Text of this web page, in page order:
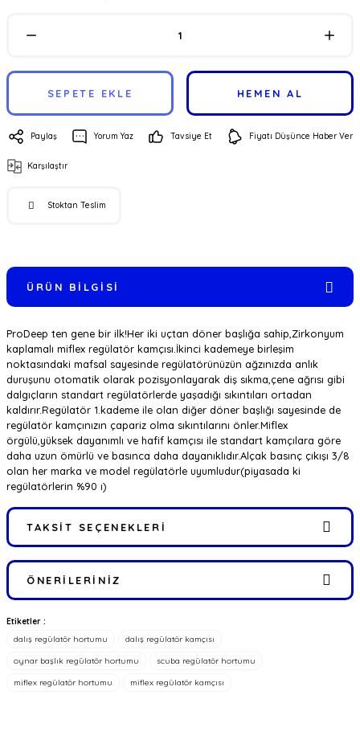
SEPETE EKLE HEMEN AL
Paylaş Yorum Yaz Tavsiye Et Fiyatı Düşünce Haber Ver
Karşılaştır
Stoktan Teslim
ÜRÜN BILGISI
ProDeep ten gene bir ilk!Her iki uçtan döner başlığa sahip,Zirkonyum
kaplamalı miflex regülatör kamçısı.İkinci kademeye birleşim
noktasındaki mafsal sayesinde regülatörünüzün ağzınızda anlık
duruşunu otomatik olarak pozisyonlayarak diş sıkma,çene ağrısı gibi
dalgıçların standart regülatörlerde yaşadığı sıkıntıları ortadan
kaldırır.Regülatör 1.kademe ile olan diğer döner başlığı sayesinde de
regülatör kamçınızın çapariz olma sıkıntılarını önler.Miflex
örgülü,yüksek dayanımlı ve hafif kamçısı ile standart kamçılara göre
daha uzun ömürlü ve basınca daha dayanıklıdır.Alçak basınç çıkışı 3/8
olan her marka ve model regülatörle uyumludur(piyasada ki
regülatörlerin %90 ı)
TAKSIT SEÇENEKLERI
ÖNERILERINIZ
Bu ürünün fiyat bilgisi, resim, ürün açıklamalarında ve diğer
konularda yetersiz gördüğünüz noktaları öneri formunu kullanarak
tarafımıza iletebilirsiniz.
Etiketler :
dalış regülatör hortumu
dalış regülatör kamçısı
oynar başlık regülatör hortumu scuba regülatör hortumu
miflex regülatör hortumu miflex regülatör kamçısı